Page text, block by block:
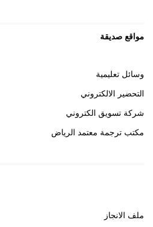
مواقع صديقة
وسائل تعليمية
التحضير الالكتروني
شركة تسويق الكتروني
مكتب ترجمة معتمد الرياض
ملف الانجاز